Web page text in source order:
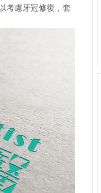
考慮牙冠修復，套